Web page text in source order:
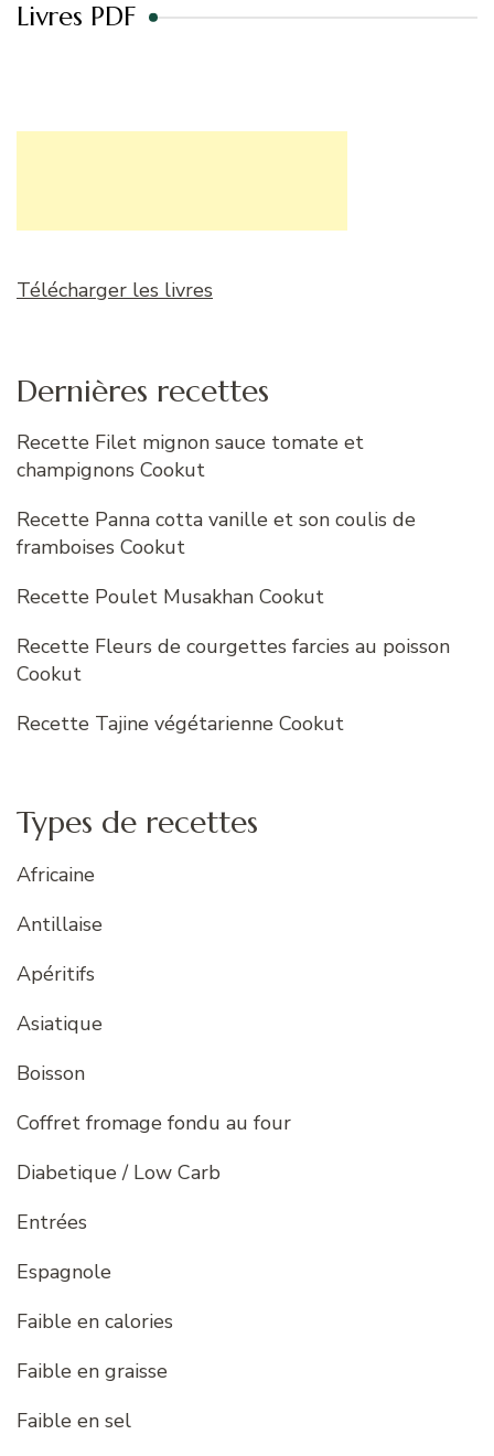
Livres PDF
Télécharger les livres
Dernières recettes
Recette Filet mignon sauce tomate et
champignons Cookut
Recette Panna cotta vanille et son coulis de
framboises Cookut
Recette Poulet Musakhan Cookut
Recette Fleurs de courgettes farcies au poisson
Cookut
Recette Tajine végétarienne Cookut
Types de recettes
Africaine
Antillaise
Apéritifs
Asiatique
Boisson
Coffret fromage fondu au four
Diabetique / Low Carb
Entrées
Espagnole
Faible en calories
Faible en graisse
Faible en sel